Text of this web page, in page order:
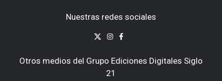
Nuestras redes sociales
Otros medios del Grupo Ediciones Digitales Siglo
21